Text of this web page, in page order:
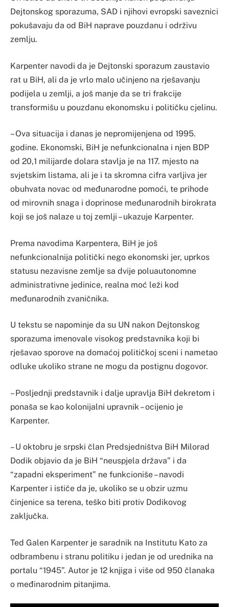
Dejtonskog sporazuma, SAD i njihovi evropski saveznici
pokušavaju da od BiH naprave pouzdanu i održivu
zemlju.
Karpenter navodi da je Dejtonski sporazum zaustavio
rat u BiH, ali da je vrlo malo učinjeno na rješavanju
podijela u zemlji, a još manje da se tri frakcije
transformišu u pouzdanu ekonomsku i političku cjelinu.
– Ova situacija i danas je nepromijenjena od 1995.
godine. Ekonomski, BiH je nefunkcionalna i njen BDP
od 20,1 milijarde dolara stavlja je na 117. mjesto na
svjetskim listama, ali je i ta skromna cifra varljiva jer
obuhvata novac od međunarodne pomoći, te prihode
od mirovnih snaga i doprinose međunarodnih birokrata
koji se još nalaze u toj zemlji – ukazuje Karpenter.
Prema navodima Karpentera, BiH je još
nefunkcionalnija politički nego ekonomski jer, uprkos
statusu nezavisne zemlje sa dvije poluautonomne
administrativne jedinice, realna moć leži kod
međunarodnih zvaničnika.
U tekstu se napominje da su UN nakon Dejtonskog
sporazuma imenovale visokog predstavnika koji bi
rješavao sporove na domaćoj političkoj sceni i nametao
odluke ukoliko strane ne mogu da postignu dogovor.
– Posljednji predstavnik i dalje upravlja BiH dekretom i
ponaša se kao kolonijalni upravnik – ocijenio je
Karpenter.
– U oktobru je srpski član Predsjedništva BiH Milorad
Dodik objavio da je BiH “neuspjela država” i da
“zapadni eksperiment” ne funkcioniše – navodi
Karpenter i ističe da je, ukoliko se u obzir uzmu
činjenice sa terena, teško biti protiv Dodikovog
zaključka.
Ted Galen Karpenter je saradnik na Institutu Kato za
odbrambenu i stranu politiku i jedan je od urednika na
portalu “1945”. Autor je 12 knjiga i više od 950 članaka
o međinarodnim pitanjima.